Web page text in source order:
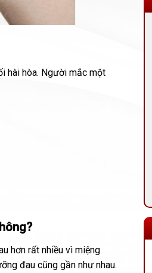
hài hòa. Người mắc một
hơn rất nhiều vì miệng
đau cũng gần như nhau.